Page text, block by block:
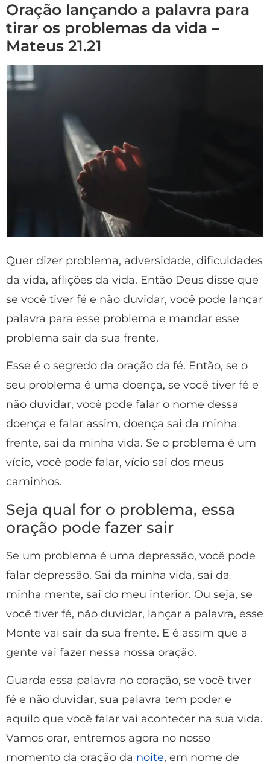
Oração lançando a palavra para
tirar os problemas da vida –
Mateus 21.21
Quer dizer problema, adversidade, dificuldades
da vida, aflições da vida. Então Deus disse que
se você tiver fé e não duvidar, você pode lançar
palavra para esse problema e mandar esse
problema sair da sua frente.
Esse é o segredo da oração da fé. Então, se o
seu problema é uma doença, se você tiver fé e
não duvidar, você pode falar o nome dessa
doença e falar assim, doença sai da minha
frente, sai da minha vida. Se o problema é um
vício, você pode falar, vício sai dos meus
caminhos.
Seja qual for o problema, essa
oração pode fazer sair
Se um problema é uma depressão, você pode
falar depressão. Sai da minha vida, sai da
minha mente, sai do meu interior. Ou seja, se
você tiver fé, não duvidar, lançar a palavra, esse
Monte vai sair da sua frente. E é assim que a
gente vai fazer nessa nossa oração.
Guarda essa palavra no coração, se você tiver
fé e não duvidar, sua palavra tem poder e
aquilo que você falar vai acontecer na sua vida.
Vamos orar, entremos agora no nosso
momento da oração da noite, em nome de